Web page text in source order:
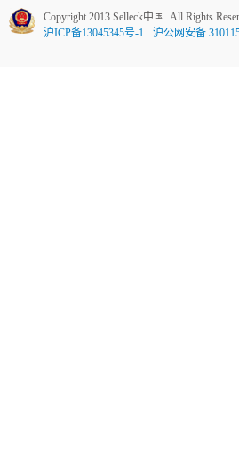
Copyright 2013 Selleck中国. All Rights
沪ICP备13045345号-1
沪公网安备